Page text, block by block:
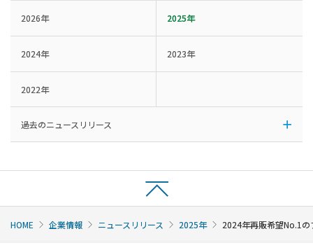
2026年 2025年
2024年 2023年
2022年
過去のニュースリリース
HOME 企業情報 ニュースリリース 2025年 2024年再販希望No.1